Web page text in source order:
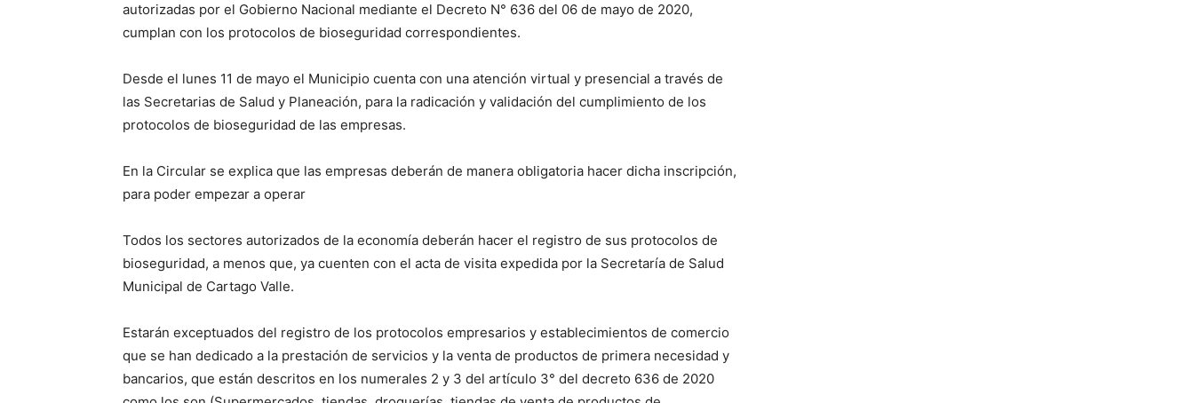
autorizadas por el Gobierno Nacional mediante el Decreto N° 636 del 06 de mayo de 2020,
cumplan con los protocolos de bioseguridad correspondientes.
Desde el lunes 11 de mayo el Municipio cuenta con una atención virtual y presencial a través de
las Secretarias de Salud y Planeación, para la radicación y validación del cumplimiento de los
protocolos de bioseguridad de las empresas.
En la Circular se explica que las empresas deberán de manera obligatoria hacer dicha inscripción,
para poder empezar a operar
Todos los sectores autorizados de la economía deberán hacer el registro de sus protocolos de
bioseguridad, a menos que, ya cuenten con el acta de visita expedida por la Secretaría de Salud
Municipal de Cartago Valle.
Estarán exceptuados del registro de los protocolos empresarios y establecimientos de comercio
que se han dedicado a la prestación de servicios y la venta de productos de primera necesidad y
bancarios, que están descritos en los numerales 2 y 3 del artículo 3° del decreto 636 de 2020